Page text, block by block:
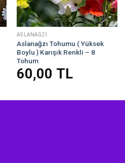
ASLANAĞZI
Aslanağzı Tohumu ( Yüksek
Boylu ) Karışık Renkli – 8
Tohum
60,00 TL